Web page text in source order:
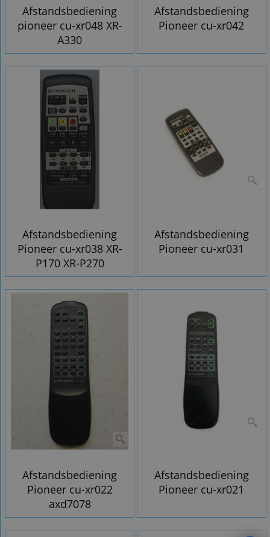
Afstandsbediening
pioneer cu-xr048 XR-
A330
Afstandsbediening
Pioneer cu-xr042
Afstandsbediening
Pioneer cu-xr038 XR-
P170 XR-P270
Afstandsbediening
Pioneer cu-xr031
Afstandsbediening
Pioneer cu-xr022
axd7078
Afstandsbediening
Pioneer cu-xr021